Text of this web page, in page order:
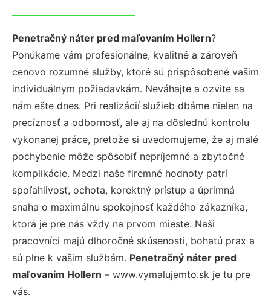
Penetračný náter pred maľovaním Hollern?
Ponúkame vám profesionálne, kvalitné a zároveň
cenovo rozumné služby, ktoré sú prispôsobené vašim
individuálnym požiadavkám. Neváhajte a ozvite sa
nám ešte dnes. Pri realizácií služieb dbáme nielen na
precíznosť a odbornosť, ale aj na dôslednú kontrolu
vykonanej práce, pretože si uvedomujeme, že aj malé
pochybenie môže spôsobiť nepríjemné a zbytočné
komplikácie. Medzi naše firemné hodnoty patrí
spoľahlivosť, ochota, korektný prístup a úprimná
snaha o maximálnu spokojnosť každého zákazníka,
ktorá je pre nás vždy na prvom mieste. Naši
pracovníci majú dlhoročné skúsenosti, bohatú prax a
sú plne k vašim službám. Penetračný náter pred
maľovaním Hollern – www.vymalujemto.sk je tu pre
vás.